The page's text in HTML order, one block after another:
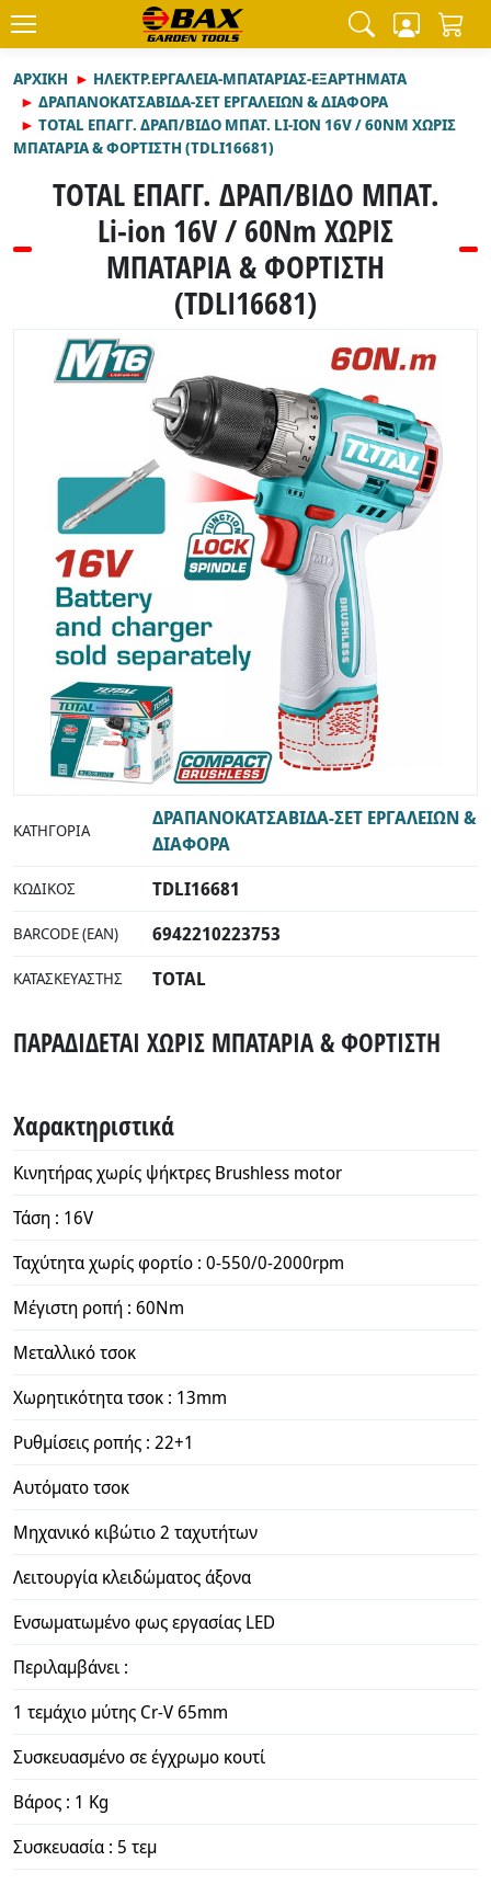
ΑΡΧΙΚΉ
ΗΛΕΚΤΡ.ΕΡΓΑΛΕΙΑ-ΜΠΑΤΑΡΙΑΣ-ΕΞΑΡΤΗΜΑΤΑ
ΔΡΑΠΑΝΟΚΑΤΣΑΒΙΔΑ-ΣΕΤ ΕΡΓΑΛΕΙΩΝ & ΔΙΑΦΟΡΑ
TOTAL ΕΠΑΓΓ. ΔΡΑΠ/ΒΙΔΟ ΜΠΑΤ. LI-ION 16V / 60NM ΧΩΡΙΣ
ΜΠΑΤΑΡΙΑ & ΦΟΡΤΙΣΤΗ (TDLI16681)
TOTAL ΕΠΑΓΓ. ΔΡΑΠ/ΒΙΔΟ ΜΠΑΤ.
Li-ion 16V / 60Nm ΧΩΡΙΣ
ΜΠΑΤΑΡΙΑ & ΦΟΡΤΙΣΤΗ
(TDLI16681)
ΚΑΤΗΓΟΡΊΑ
ΔΡΑΠΑΝΟΚΑΤΣΑΒΙΔΑ-ΣΕΤ ΕΡΓΑΛΕΙΩΝ &
ΔΙΑΦΟΡΑ
ΚΩΔΙΚΌΣ TDLI16681
BARCODE (EAN) 6942210223753
ΚΑΤΑΣΚΕΥΑΣΤΉΣ TOTAL
ΠΑΡΑΔΙΔΕΤΑΙ ΧΩΡΙΣ ΜΠΑΤΑΡΙΑ & ΦΟΡΤΙΣΤΗ
Χαρακτηριστικά
Κινητήρας χωρίς ψήκτρες Brushless motor
Τάση : 16V
Ταχύτητα χωρίς φορτίο : 0-550/0-2000rpm
Μέγιστη ροπή : 60Nm
Μεταλλικό τσοκ
Χωρητικότητα τσοκ : 13mm
Ρυθμίσεις ροπής : 22+1
Αυτόματο τσοκ
Μηχανικό κιβώτιο 2 ταχυτήτων
Λειτουργία κλειδώματος άξονα
Ενσωματωμένο φως εργασίας LED
Περιλαμβάνει :
1 τεμάχιο μύτης Cr-V 65mm
Συσκευασμένο σε έγχρωμο κουτί
Βάρος : 1 Kg
Συσκευασία : 5 τεμ